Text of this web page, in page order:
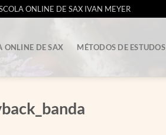
ONLINE DE SAX IVAN MEYER
ONLINE DE SAX MÉTODOS DE ESTUDOS